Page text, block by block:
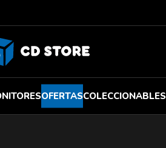
OFERTASCOLECCIONABLES